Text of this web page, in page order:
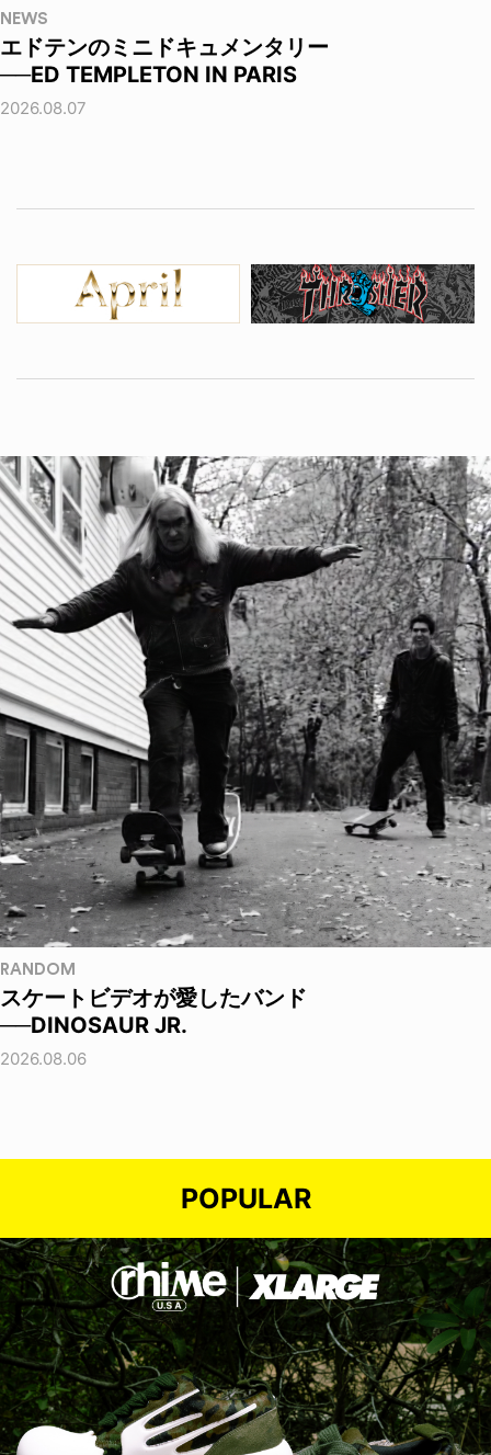
NEWS
エドテンのミニドキュメンタリー
──ED TEMPLETON IN PARIS
2026.08.07
RANDOM
スケートビデオが愛したバンド
──DINOSAUR JR.
2026.08.06
POPULAR